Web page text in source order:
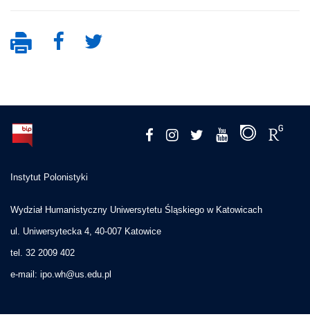
Instytut Polonistyki
Wydział Humanistyczny Uniwersytetu Śląskiego w Katowicach
ul. Uniwersytecka 4, 40-007 Katowice
tel. 32 2009 402
e-mail: ipo.wh@us.edu.pl